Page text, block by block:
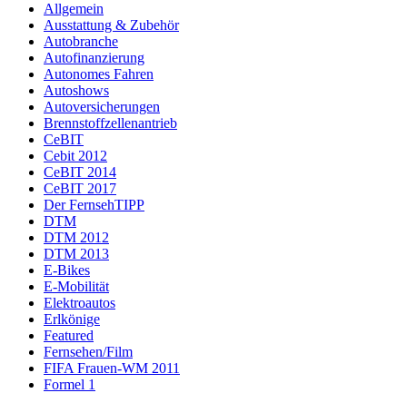
Allgemein
Ausstattung & Zubehör
Autobranche
Autofinanzierung
Autonomes Fahren
Autoshows
Autoversicherungen
Brennstoffzellenantrieb
CeBIT
Cebit 2012
CeBIT 2014
CeBIT 2017
Der FernsehTIPP
DTM
DTM 2012
DTM 2013
E-Bikes
E-Mobilität
Elektroautos
Erlkönige
Featured
Fernsehen/Film
FIFA Frauen-WM 2011
Formel 1